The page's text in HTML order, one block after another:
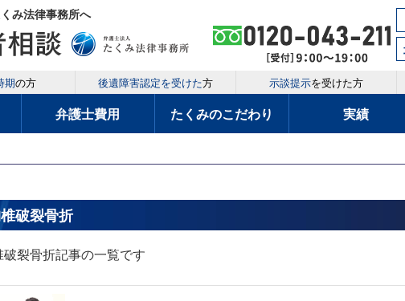
み法律事務所へ
期の方 後遺障害認定を受けた方 示談提示を受けた方
弁護士費用 たくみのこだわり 実績
破裂骨折
破裂骨折記事の一覧です